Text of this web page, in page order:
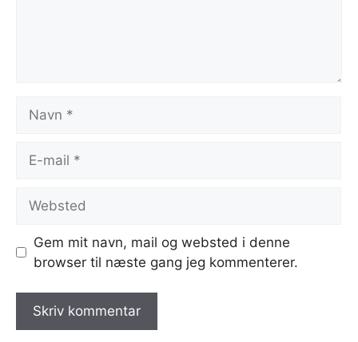
mail
Gem mit navn, mail og websted i denne
browser til næste gang jeg kommenterer.